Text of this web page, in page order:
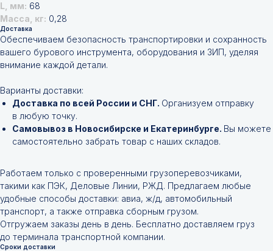
L, мм: 68
Масса, кг: 0,28
Доставка
Обеспечиваем безопасность транспортировки и сохранность
вашего бурового инструмента, оборудования и ЗИП, уделяя
внимание каждой детали.
Варианты доставки:
Доставка по всей России и СНГ. Организуем отправку
в любую точку.
Самовывоз в Новосибирске и Екатеринбурге. Вы можете
самостоятельно забрать товар с наших складов.
Работаем только с проверенными грузоперевозчиками,
такими как ПЭК, Деловые Линии, РЖД. Предлагаем любые
удобные способы доставки: авиа, ж/д, автомобильный
транспорт, а также отправка сборным грузом.
Отгружаем заказы день в день. Бесплатно доставляем груз
до терминала транспортной компании.
Сроки доставки